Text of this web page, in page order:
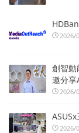
2026/
創智動
邀分享
2026/
2026/